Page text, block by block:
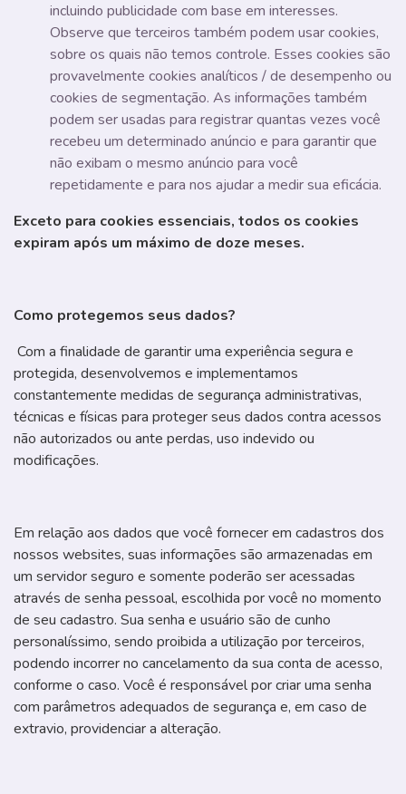
incluindo publicidade com base em interesses.
Observe que terceiros também podem usar cookies,
sobre os quais não temos controle. Esses cookies são
provavelmente cookies analíticos / de desempenho ou
cookies de segmentação. As informações também
podem ser usadas para registrar quantas vezes você
recebeu um determinado anúncio e para garantir que
não exibam o mesmo anúncio para você
repetidamente e para nos ajudar a medir sua eficácia.
Exceto para cookies essenciais, todos os cookies
expiram após um máximo de doze meses.
Como protegemos seus dados?
Com a finalidade de garantir uma experiência segura e
protegida, desenvolvemos e implementamos
constantemente medidas de segurança administrativas,
técnicas e físicas para proteger seus dados contra acessos
não autorizados ou ante perdas, uso indevido ou
modificações.
Em relação aos dados que você fornecer em cadastros dos
nossos websites, suas informações são armazenadas em
um servidor seguro e somente poderão ser acessadas
através de senha pessoal, escolhida por você no momento
de seu cadastro. Sua senha e usuário são de cunho
personalíssimo, sendo proibida a utilização por terceiros,
podendo incorrer no cancelamento da sua conta de acesso,
conforme o caso. Você é responsável por criar uma senha
com parâmetros adequados de segurança e, em caso de
extravio, providenciar a alteração.